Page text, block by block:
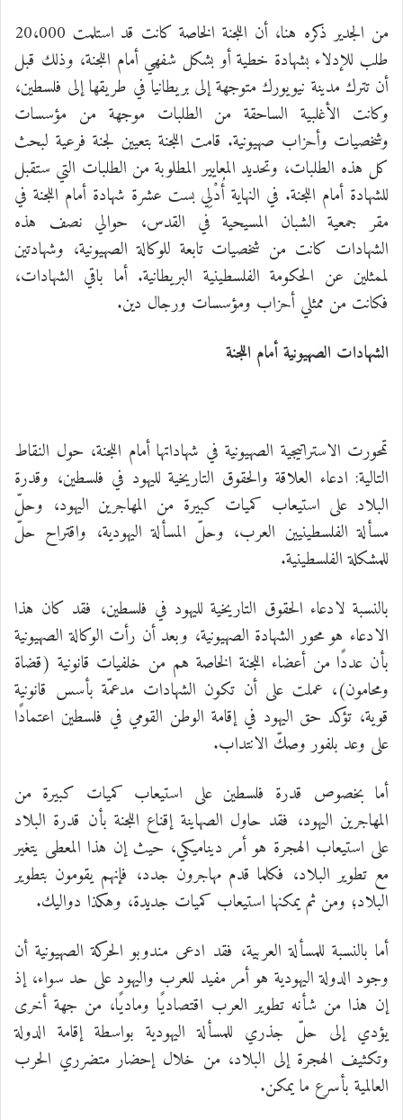
من الجدير ذكره هنا، أن اللجنة الخاصة كانت قد استلمت 20،000
طلب للإدلاء بشهادة خطية أو بشكل شفهي أمام اللجنة، وذلك قبل
أن تترك مدينة نيويورك متوجهة إلى بريطانيا في طريقها إلى فلسطين،
وكانت الأغلبية الساحقة من الطلبات موجهة من مؤسسات
وشخصيات وأحزاب صهيونية. قامت اللجنة بتعيين لجنة فرعية لبحث
كل هذه الطلبات، وتحديد المعايير المطلوبة من الطلبات التي ستقبل
للشهادة أمام اللجنة. في النهاية أُدْلِي بست عشرة شهادة أمام اللجنة في
مقر جمعية الشبان المسيحية في القدس، حوالي نصف هذه
الشهادات كانت من شخصيات تابعة للوكالة الصهيونية، وشهادتين
لممثلين عن الحكومة الفلسطينية البريطانية. أما باقي الشهادات،
فكانت من ممثلي أحزاب ومؤسسات ورجال دين.
الشهادات الصهيونية أمام اللجنة
تمحورت الاستراتيجية الصهيونية في شهاداتها أمام اللجنة، حول النقاط
التالية: ادعاء العلاقة والحقوق التاريخية لليهود في فلسطين، وقدرة
البلاد على استيعاب كميات كبيرة من المهاجرين اليهود، وحلّ
مسألة الفلسطينيين العرب، وحلّ المسألة اليهودية، واقتراح حلّ
للمشكلة الفلسطينية.
بالنسبة لادعاء الحقوق التاريخية لليهود في فلسطين، فقد كان هذا
الادعاء هو محور الشهادة الصهيونية، وبعد أن رأت الوكالة الصهيونية
بأن عددًا من أعضاء اللجنة الخاصة هم من خلفيات قانونية (قضاة
ومحامون)، عملت على أن تكون الشهادات مدعمّة بأسس قانونية
قوية، تؤكد حق اليهود في إقامة الوطن القومي في فلسطين اعتمادًا
على وعد بلفور وصكّ الانتداب.
أما بخصوص قدرة فلسطين على استيعاب كميات كبيرة من
المهاجرين اليهود، فقد حاول الصهاينة إقناع اللجنة بأن قدرة البلاد
على استيعاب الهجرة هو أمر ديناميكي، حيث إن هذا المعطى يتغير
مع تطوير البلاد، فكلما قدم مهاجرون جدد، فإنهم يقومون بتطوير
البلاد؛ ومن ثم يمكنها استيعاب كميات جديدة، وهكذا دواليك.
أما بالنسبة للمسألة العربية، فقد ادعى مندوبو الحركة الصهيونية أن
وجود الدولة اليهودية هو أمر مفيد للعرب واليهود على حد سواء، إذ
إن هذا من شأنه تطوير العرب اقتصاديًا وماديًا، من جهة أخرى
يؤدي إلى حلّ جذري للمسألة اليهودية بواسطة إقامة الدولة
وتكثيف الهجرة إلى البلاد، من خلال إحضار متضرري الحرب
العالمية بأسرع ما يمكن.